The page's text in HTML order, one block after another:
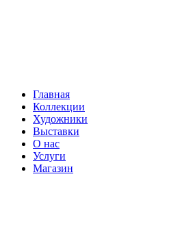
Главная
Коллекции
Художники
Выставки
О нас
Услуги
Магазин